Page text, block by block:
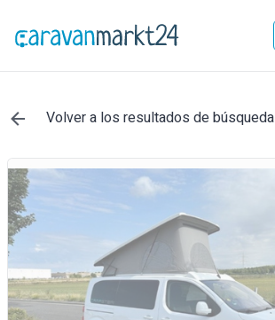
Volver a los resultados de búsqueda